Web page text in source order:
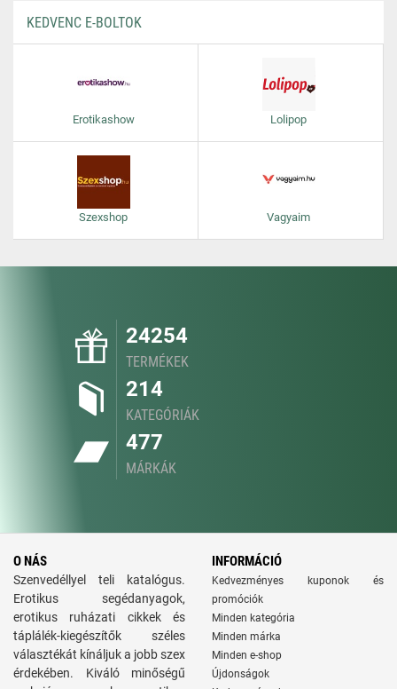
KEDVENC E-BOLTOK
Erotikashow Lolipop
Szexshop Vagyaim
24254
TERMÉKEK
214
KATEGÓRIÁK
477
MÁRKÁK
O NÁS
Szenvedéllyel teli katalógus.
Erotikus segédanyagok,
erotikus ruházati cikkek és
táplálék-kiegészítők széles
választékát kínáljuk a jobb szex
érdekében. Kiváló minőségű
INFORMÁCIÓ
Kedvezményes kuponok és
promóciók
Minden kategória
Minden márka
Minden e-shop
Újdonságok